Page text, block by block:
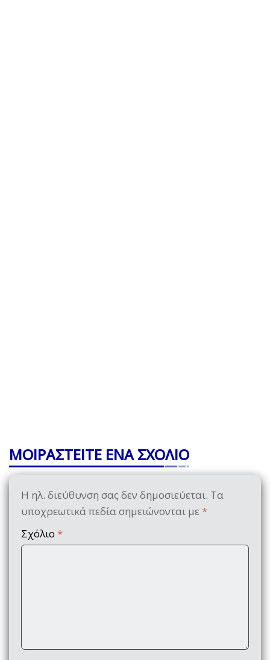
ΜΟΙΡΑΣΤΕΙΤΕ ΕΝΑ ΣΧΟΛΙΟ
Η ηλ. διεύθυνση σας δεν δημοσιεύεται. Τα
υποχρεωτικά πεδία σημειώνονται με *
Σχόλιο *